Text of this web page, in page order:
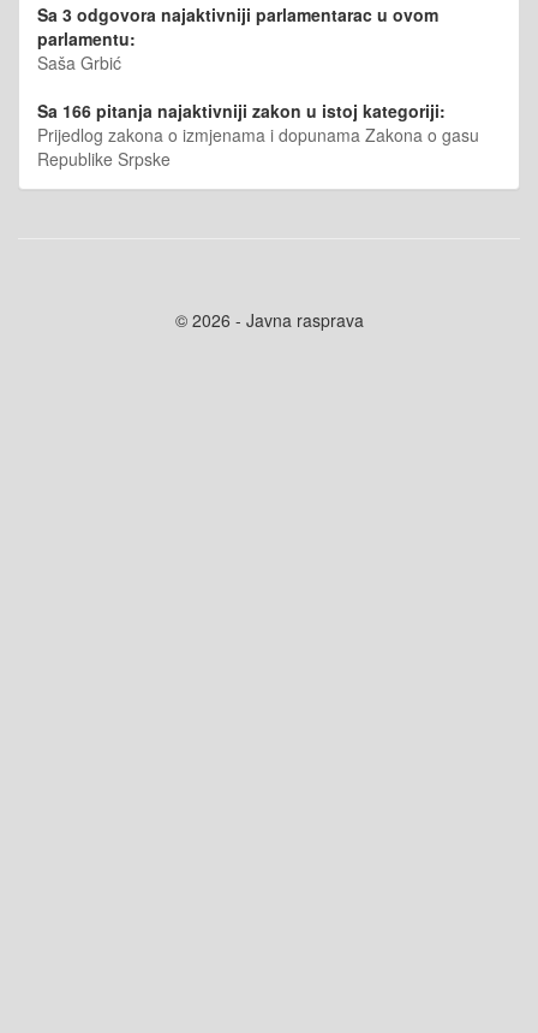
Sa 3 odgovora najaktivniji parlamentarac u ovom
parlamentu:
Saša Grbić
Sa 166 pitanja najaktivniji zakon u istoj kategoriji:
Prijedlog zakona o izmjenama i dopunama Zakona o gasu
Republike Srpske
© 2026 - Javna rasprava